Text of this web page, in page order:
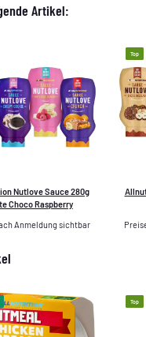
Artikel:
Nutlove Sauce 280g
Choco Raspberry
Anmeldung sichtbar
Top
Top